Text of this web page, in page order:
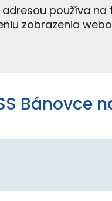
používa
zobrazenia
Bánovce